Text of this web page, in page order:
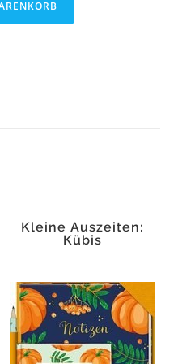
Kleine Auszeiten:
Kübis